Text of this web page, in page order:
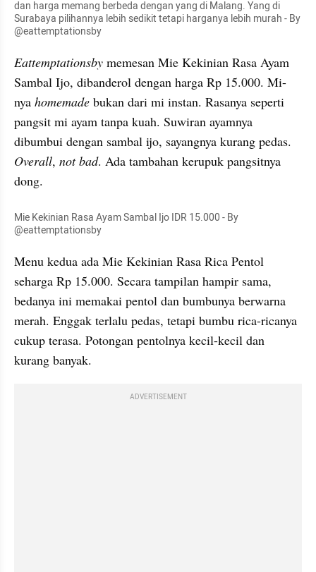
dan harga memang berbeda dengan yang di Malang. Yang di
Surabaya pilihannya lebih sedikit tetapi harganya lebih murah - By
@eattemptationsby
Eattemptationsby memesan Mie Kekinian Rasa Ayam
Sambal Ijo, dibanderol dengan harga Rp 15.000. Mi-
nya homemade bukan dari mi instan. Rasanya seperti
pangsit mi ayam tanpa kuah. Suwiran ayamnya
Overall, not bad. Ada tambahan kerupuk pangsitnya
dong.
Mie Kekinian Rasa Ayam Sambal Ijo IDR 15.000 - By
@eattemptationsby
Menu kedua ada Mie Kekinian Rasa Rica Pentol
seharga Rp 15.000. Secara tampilan hampir sama,
bedanya ini memakai pentol dan bumbunya berwarna
merah. Enggak terlalu pedas, tetapi bumbu rica-ricanya
cukup terasa. Potongan pentolnya kecil-kecil dan
kurang banyak.
ADVERTISEMENT